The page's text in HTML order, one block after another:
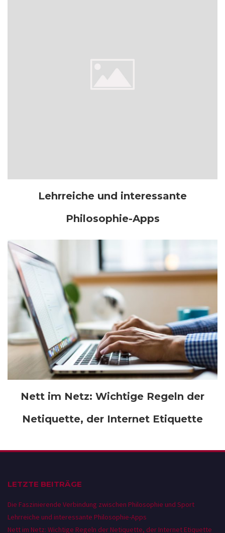
Lehrreiche und interessante
Philosophie-Apps
Nett im Netz: Wichtige Regeln der
Netiquette, der Internet Etiquette
LETZTE BEITRÄGE
Die Faszinierende Verbindung zwischen Philosophie und Sport
Lehrreiche und interessante Philosophie-Apps
Nett im Netz: Wichtige Regeln der Netiquette, der Internet Etiquette